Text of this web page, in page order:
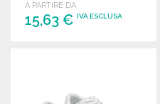
A PARTIRE DA
15,63 € IVA ESCLUSA